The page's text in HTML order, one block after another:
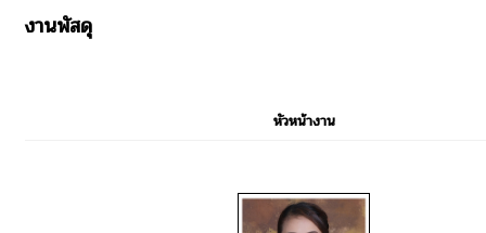
งานพัสดุ
หัวหน้างาน